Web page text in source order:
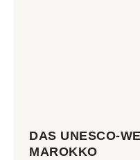
DAS UNESCO-
MAROKKO